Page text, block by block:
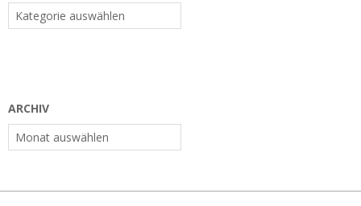
Kategorien
ARCHIV
Archiv